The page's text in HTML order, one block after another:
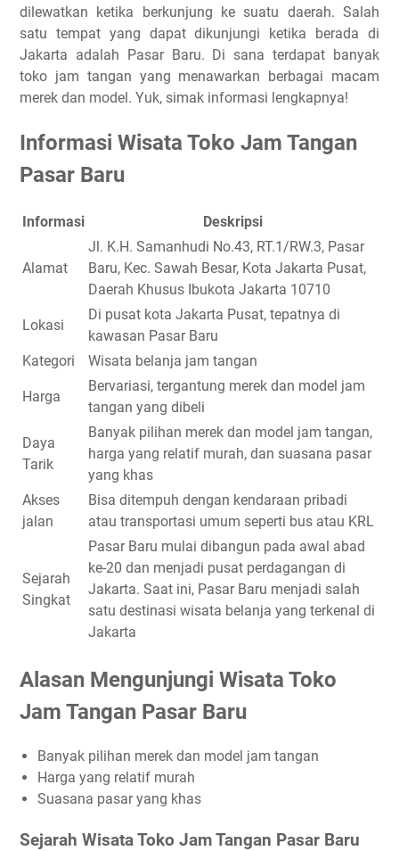
dilewatkan ketika berkunjung ke suatu daerah. Salah
satu tempat yang dapat dikunjungi ketika berada di
Jakarta adalah Pasar Baru. Di sana terdapat banyak
toko jam tangan yang menawarkan berbagai macam
merek dan model. Yuk, simak informasi lengkapnya!
Informasi Wisata Toko Jam Tangan
Pasar Baru
Informasi Deskripsi
Alamat
Jl. K.H. Samanhudi No.43, RT.1/RW.3, Pasar
Baru, Kec. Sawah Besar, Kota Jakarta Pusat,
Daerah Khusus Ibukota Jakarta 10710
Lokasi
Di pusat kota Jakarta Pusat, tepatnya di
kawasan Pasar Baru
Kategori
Wisata belanja jam tangan
Harga
Bervariasi, tergantung merek dan model jam
tangan yang dibeli
Daya
Tarik
Banyak pilihan merek dan model jam tangan,
harga yang relatif murah, dan suasana pasar
yang khas
Akses
jalan
Bisa ditempuh dengan kendaraan pribadi
atau transportasi umum seperti bus atau KRL
Sejarah
Singkat
Pasar Baru mulai dibangun pada awal abad
ke-20 dan menjadi pusat perdagangan di
Jakarta. Saat ini, Pasar Baru menjadi salah
satu destinasi wisata belanja yang terkenal di
Jakarta
Alasan Mengunjungi Wisata Toko
Jam Tangan Pasar Baru
Banyak pilihan merek dan model jam tangan
Harga yang relatif murah
Suasana pasar yang khas
Sejarah Wisata Toko Jam Tangan Pasar Baru